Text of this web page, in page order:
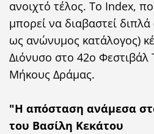
ανοιχτό τέλος. Τo Index,
μπορεί να διαβαστεί
ως ανώνυμος κατάλογος)
Διόνυσο στο 42ο Φεστιβάλ
Μήκους Δράμας.
"Η απόσταση ανάμεσα
του Βασίλη Κεκάτου